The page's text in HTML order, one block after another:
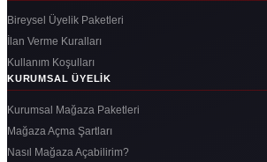
Bireysel Üyelik Paketleri
İlan Verme Kuralları
Kullanım Koşulları
KURUMSAL ÜYELIK
Kurumsal Mağaza Paketleri
Mağaza Açma Şartları
Nasıl Mağaza Açabilirim?